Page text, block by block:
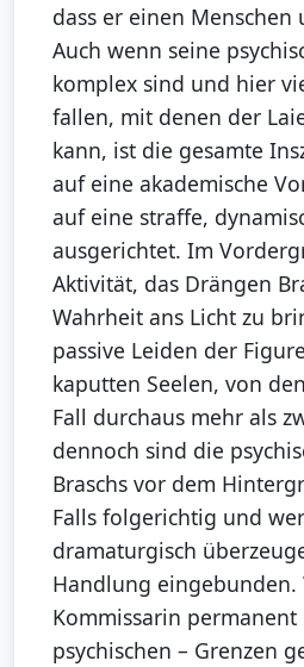
dass er einen Menschen
Auch wenn seine
komplex sind und hier
fallen, mit denen der
kann, ist die gesamte
auf eine akademische
auf eine straffe,
ausgerichtet. Im
Aktivität, das Drängen
Wahrheit ans Licht zu
passive Leiden der
kaputten Seelen, von
Fall durchaus mehr als
dennoch sind die
Braschs vor dem
Falls folgerichtig und
dramaturgisch
Handlung eingebunden.
Kommissarin
psychischen – Grenzen